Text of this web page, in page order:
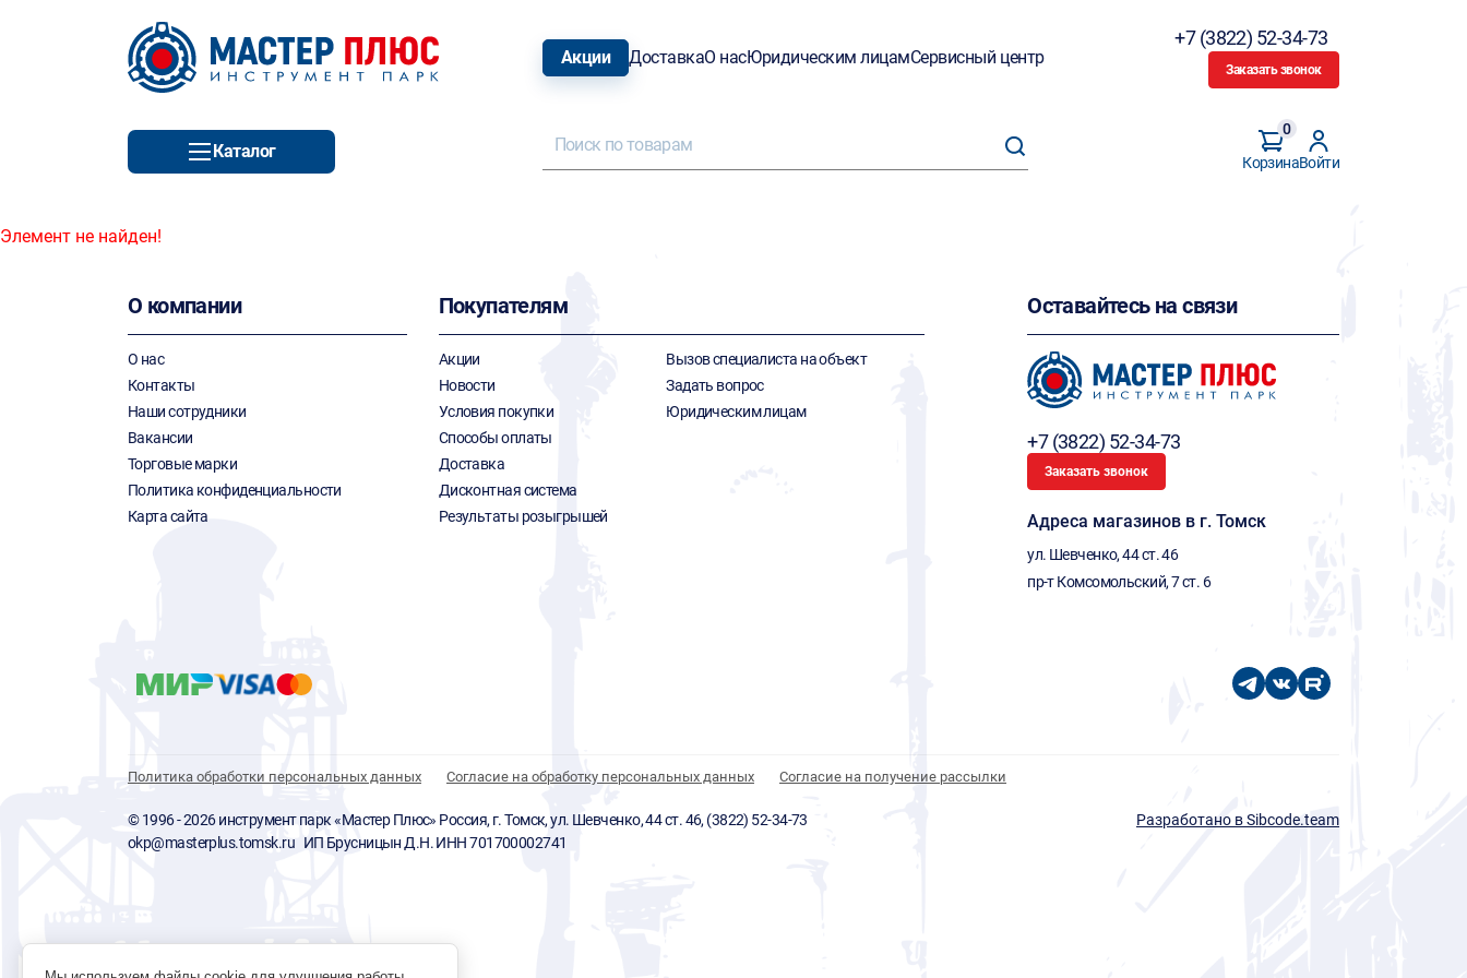
Акции ДоставкаО насЮридическим лицамСервисный центр
+7 (3822) 52-34-73
Заказать звонок
Каталог
Корзина
0
Войти
Элемент не найден!
О компании
О нас
Контакты
Наши сотрудники
Вакансии
Торговые марки
Политика конфиденциальности
Карта сайта
Покупателям
Акции
Новости
Условия покупки
Способы оплаты
Доставка
Дисконтная система
Результаты розыгрышей
Вызов специалиста на объект
Задать вопрос
Юридическим лицам
Оставайтесь на связи
+7 (3822) 52-34-73
Заказать звонок
Адреса магазинов в г. Томск
ул. Шевченко, 44 ст. 46
пр-т Комсомольский, 7 ст. 6
Политика обработки персональных данных Согласие на обработку персональных данных Согласие на получение рассылки
© 1996 - 2026 инструмент парк «Мастер Плюс» Россия, г. Томск, ул. Шевченко, 44 ст. 46, (3822) 52-34-73
okp@masterplus.tomsk.ru ИП Брусницын Д.Н. ИНН 701700002741
Разработано в Sibcode.team